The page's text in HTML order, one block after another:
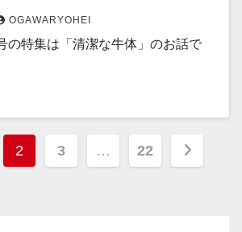
OGAWARYOHEI
の特集は「清潔な牛体」のお話で
2 3 … 22